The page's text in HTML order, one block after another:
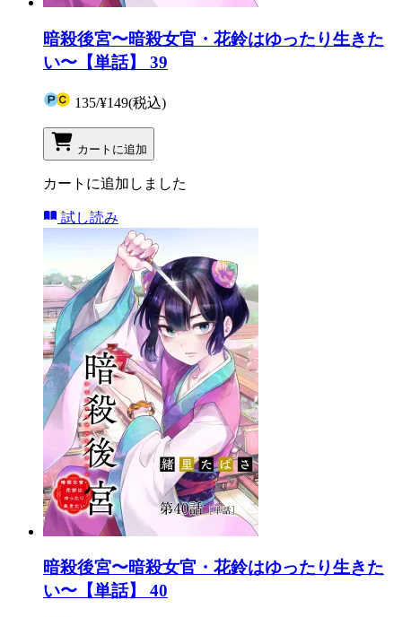
暗殺後宮〜暗殺女官・花鈴はゆったり生きた
い〜【単話】 39
135/¥149(税込)
カートに追加
カートに追加しました
試し読み
暗殺後宮〜暗殺女官・花鈴はゆったり生きた
い〜【単話】 40